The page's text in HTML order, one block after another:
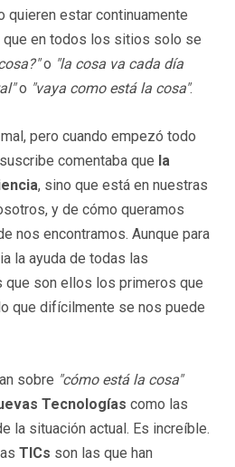
quieren estar continuamente
en todos los sitios solo se
o "la cosa va cada día
o "vaya como está la cosa".
pero cuando empezó todo
comentaba que la
, sino que está en nuestras
y de cómo queramos
nos encontramos. Aunque para
la ayuda de todas las
que son ellos los primeros que
que difícilmente se nos puede
sobre "cómo está la cosa"
Tecnologías como las
la situación actual. Es increíble.
TICs son las que han